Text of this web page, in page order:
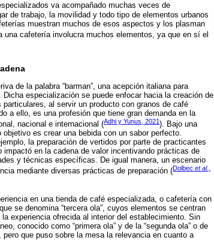
va acompañado muchas veces de
de trabajo, la movilidad y todo tipo de elementos urbanos
muestran muchos de esos aspectos y los plasman
una cafetería involucra muchos elementos, ya que en sí el
de la palabra “barman”, una acepción italiana para
especialización se puede enfocar hacia la creación de
al servir un producto con granos de café
a ello, es una profesión que tiene gran demanda en la
nacional e internacional (Adhi y Yunus, 2021). Bajo una
es crear una bebida con un sabor perfecto.
la preparación de vertidos por parte de practicantes
en la cadena de valor incentivando prácticas de
y técnicas específicas. De igual manera, un escenario
mediante diversas prácticas de preparación (Dolbec et al.,
en una tienda de café especializada, o cafetería con
se denomina “tercera ola”, cuyos elementos se centran
experiencia ofrecida al interior del establecimiento. Sin
conocido como “primera ola” y de la “segunda ola” o de
que puso sobre la mesa la relevancia en cuanto a